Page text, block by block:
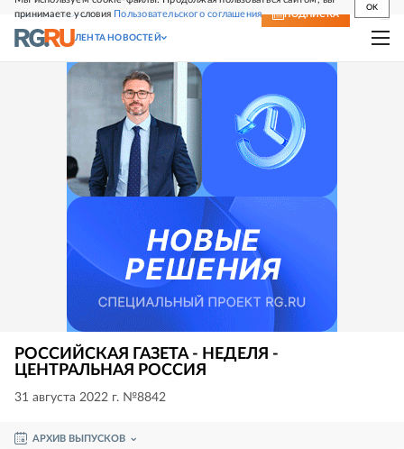
принимаете условия Пользовательского соглашения
OK
СВЕЖИЙ НОМЕР ПОДПИСКА
ЛЕНТА НОВОСТЕЙ
РОССИЙСКАЯ ГАЗЕТА - НЕДЕЛЯ -
ЦЕНТРАЛЬНАЯ РОССИЯ
31 августа 2022 г. №8842
АРХИВ ВЫПУСКОВ